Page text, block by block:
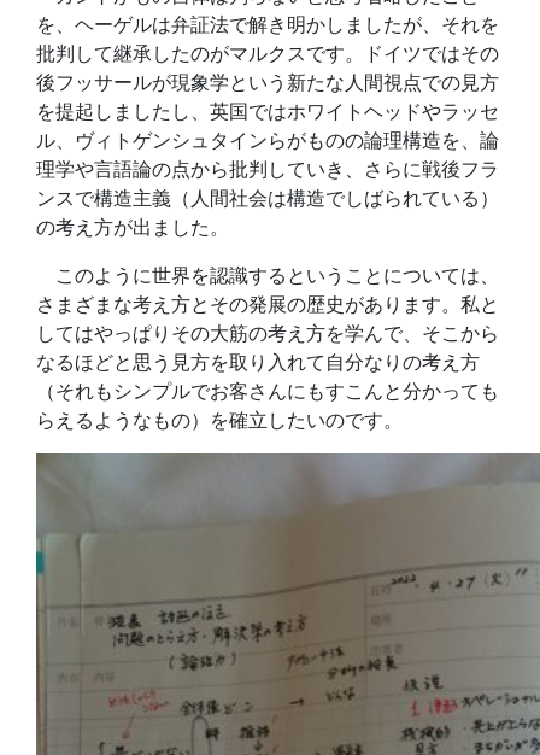
を、ヘーゲルは弁証法で解き明かしましたが、それを
批判して継承したのがマルクスです。ドイツではその
後フッサールが現象学という新たな人間視点での見方
を提起しましたし、英国ではホワイトヘッドやラッセ
ル、ヴィトゲンシュタインらがものの論理構造を、論
理学や言語論の点から批判していき、さらに戦後フラ
ンスで構造主義（人間社会は構造でしばられている）
の考え方が出ました。
このように世界を認識するということについては、
さまざまな考え方とその発展の歴史があります。私と
してはやっぱりその大筋の考え方を学んで、そこから
なるほどと思う見方を取り入れて自分なりの考え方
（それもシンプルでお客さんにもすこんと分かっても
らえるようなもの）を確立したいのです。